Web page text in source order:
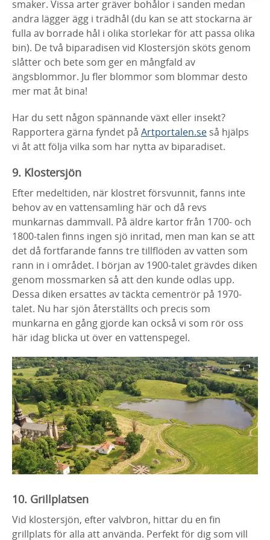
smaker. Vissa arter gräver bohålor i sanden medan
andra lägger ägg i trädhål (du kan se att stockarna är
fulla av borrade hål i olika storlekar för att passa olika
bin). De två biparadisen vid Klostersjön sköts genom
slåtter och bete som ger en mångfald av
ängsblommor. Ju fler blommor som blommar desto
mer mat åt bina!
Har du sett någon spännande växt eller insekt?
Rapportera gärna fyndet på Artportalen.se så hjälps
vi åt att följa vilka som har nytta av biparadiset.
9. Klostersjön
Efter medeltiden, när klostret försvunnit, fanns inte
behov av en vattensamling här och då revs
munkarnas dammvall. På äldre kartor från 1700- och
1800-talen finns ingen sjö inritad, men man kan se att
det då fortfarande fanns tre tillflöden av vatten som
rann in i området. I början av 1900-talet grävdes diken
genom mossmarken så att den kunde odlas upp.
Dessa diken ersattes av täckta cementrör på 1970-
talet. Nu har sjön återställts och precis som
munkarna en gång gjorde kan också vi som rör oss
här idag blicka ut över en vattenspegel.
10. Grillplatsen
Vid klostersjön, efter valvbron, hittar du en fin
grillplats för alla att använda. Perfekt för dig som vill